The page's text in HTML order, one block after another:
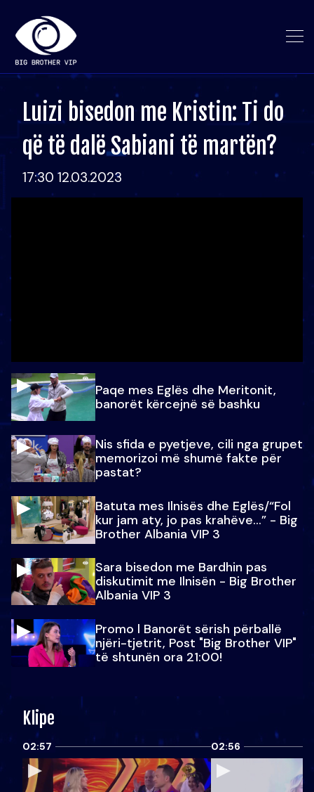
Luizi bisedon me Kristin: Ti do
që të dalë Sabiani të martën?
17:30 12.03.2023
Paqe mes Eglës dhe Meritonit,
banorët kërcejnë së bashku
Nis sfida e pyetjeve, cili nga grupet
memorizoi më shumë fakte për
pastat?
Batuta mes Ilnisës dhe Eglës/“Fol
kur jam aty, jo pas krahëve…” - Big
Brother Albania VIP 3
Sara bisedon me Bardhin pas
diskutimit me Ilnisën - Big Brother
Albania VIP 3
Promo l Banorët sërish përballë
njëri-tjetrit, Post "Big Brother VIP"
të shtunën ora 21:00!
Klipe
02:57 02:56